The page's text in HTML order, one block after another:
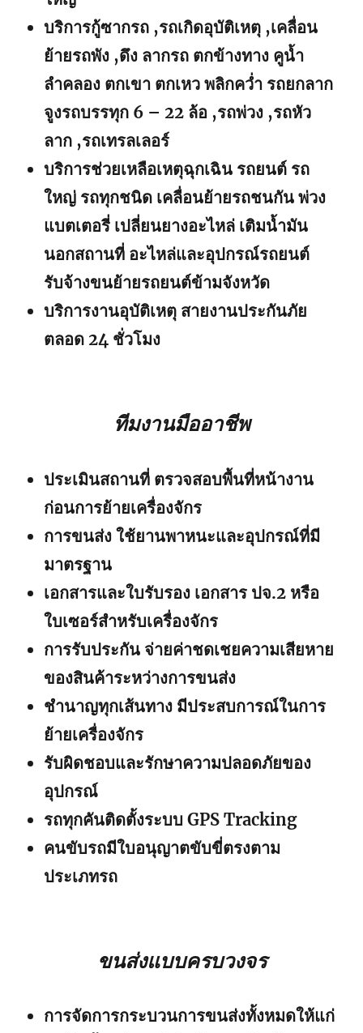
บริการกู้ซากรถ ,รถเกิดอุบัติเหตุ ,เคลื่อน
ย้ายรถพัง ,ดึง ลากรถ ตกข้างทาง คูน้ำ
ลำคลอง ตกเขา ตกเหว พลิกคว่ำ รถยกลาก
จูงรถบรรทุก 6 – 22 ล้อ ,รถพ่วง ,รถหัว
ลาก ,รถเทรลเลอร์
บริการช่วยเหลือเหตุฉุกเฉิน รถยนต์ รถ
ใหญ่ รถทุกชนิด เคลื่อนย้ายรถชนกัน พ่วง
แบตเตอรี่ เปลี่ยนยางอะไหล่ เติมน้ำมัน
นอกสถานที่ อะไหล่และอุปกรณ์รถยนต์
รับจ้างขนย้ายรถยนต์ข้ามจังหวัด
บริการงานอุบัติเหตุ สายงานประกันภัย
ตลอด 24 ชั่วโมง
ทีมงานมืออาชีพ
ประเมินสถานที่ ตรวจสอบพื้นที่หน้างาน
ก่อนการย้ายเครื่องจักร
การขนส่ง ใช้ยานพาหนะและอุปกรณ์ที่มี
มาตรฐาน
เอกสารและใบรับรอง เอกสาร ปจ.2 หรือ
ใบเซอร์สำหรับเครื่องจักร
การรับประกัน จ่ายค่าชดเชยความเสียหาย
ของสินค้าระหว่างการขนส่ง
ชำนาญทุกเส้นทาง มีประสบการณ์ในการ
ย้ายเครื่องจักร
รับผิดชอบและรักษาความปลอดภัยของ
อุปกรณ์
รถทุกคันติดตั้งระบบ GPS Tracking
คนขับรถมีใบอนุญาตขับขี่ตรงตาม
ประเภทรถ
ขนส่งแบบครบวงจร
การจัดการกระบวนการขนส่งทั้งหมดให้แก่